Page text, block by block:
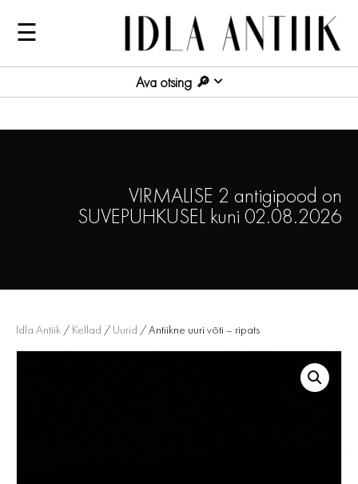
☰
Ava otsing
VIRMALISE 2 antigipood on
SUVEPUHKUSEL kuni 02.08.2026
Idla Antiik / Kellad / Uurid / Antiikne uuri võti – ripats